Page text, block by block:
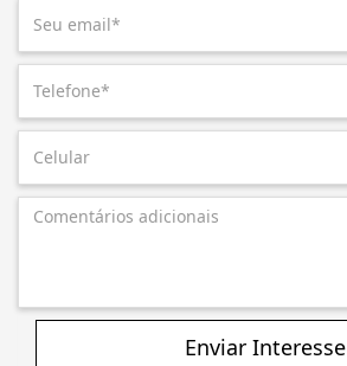
Enviar Interesse